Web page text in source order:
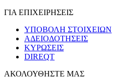
ΓΙΑ ΕΠΙΧΕΙΡΗΣΕΙΣ
ΥΠΟΒΟΛΗ ΣΤΟΙΧΕΙΩΝ
ΑΔΕΙΟΔΟΤΗΣΕΙΣ
ΚΥΡΩΣΕΙΣ
DIREQT
ΑΚΟΛΟΥΘΗΣΤΕ ΜΑΣ